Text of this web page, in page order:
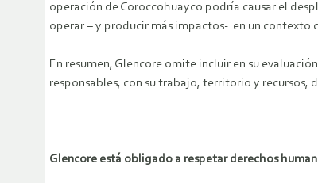
operación de Coroccohuayco podría causar el
operar – y producir más impactos- en un contexto
En resumen, Glencore omite incluir en su
responsables, con su trabajo, territorio y recursos,
Glencore está obligado a respetar derechos